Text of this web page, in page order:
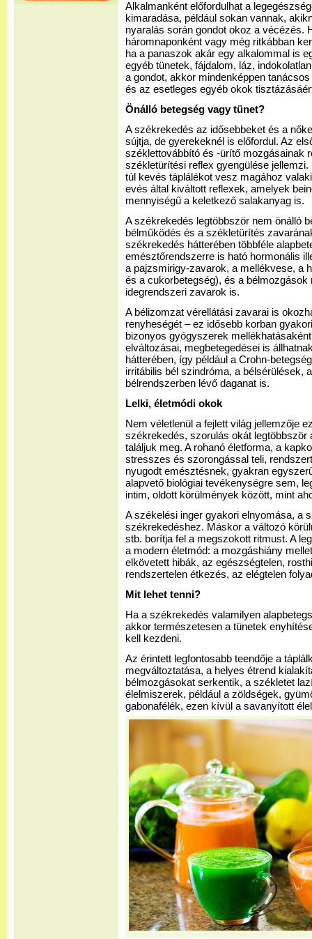
Alkalmanként előfordulhat a
kimaradása, például sokan vannak,
nyaralás során gondot okoz a vécézés.
háromnaponként vagy még ritkábban
ha a panaszok akár egy alkalommal is
egyéb tünetek, fájdalom, láz,
a gondot, akkor mindenképpen
és az esetleges egyéb okok
Önálló betegség vagy tünet?
A székrekedés az idősebbeket és a
sújtja, de gyerekeknél is előfordul. Az
széklettovábbító és -ürítő mozgásainak
székletürítési reflex gyengülése
túl kevés táplálékot vesz magához
evés által kiváltott reflexek, amelyek
mennyiségű a keletkező salakanyag is.
A székrekedés legtöbbször nem önálló
bélműködés és a székletürítés
székrekedés hátterében többféle
emésztőrendszerre is ható hormonális
a pajzsmirigy-zavarok, a mellékvese, a
és a cukorbetegség), és a
idegrendszeri zavarok is.
A bélizomzat vérellátási zavarai is
renyheségét – ez idősebb korban
bizonyos gyógyszerek
elváltozásai, megbetegedései is
hátterében, így például a Crohn-
irritábilis bél szindróma, a bélsérülések,
bélrendszerben lévő daganat is.
Lelki, életmódi okok
Nem véletlenül a fejlett világ jellemzője
székrekedés, szorulás okát legtöbbször
találjuk meg. A rohanó életforma, a
stresszes és szorongással teli,
nyugodt emésztésnek, gyakran
alapvető biológiai tevékenységre sem,
intim, oldott körülmények között, mint
A székelési inger gyakori elnyomása, a
székrekedéshez. Máskor a változó
stb. borítja fel a megszokott ritmust. A
a modern életmód: a mozgáshiány
elkövetett hibák, az egészségtelen,
rendszertelen étkezés, az elégtelen
Mit lehet tenni?
Ha a székrekedés valamilyen
akkor természetesen a tünetek
kell kezdeni.
Az érintett legfontosabb teendője a
megváltoztatása, a helyes étrend
bélmozgásokat serkentik, a székletet
élelmiszerek, például a zöldségek,
gabonafélék, ezen kívül a savanyított